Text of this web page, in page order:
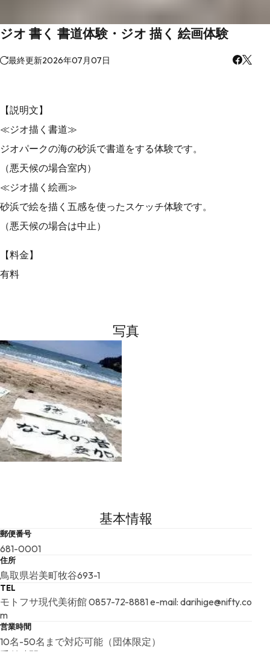
ジオ 書く 書道体験・ジオ 描く 絵画体験
最終更新2026年07月07日
【説明文】
≪ジオ描く書道≫
ジオパークの海の砂浜で書道をする体験です。
（悪天候の場合室内）
≪ジオ描く絵画≫
砂浜で絵を描く五感を使ったスケッチ体験です。
（悪天候の場合は中止）
【料金】
有料
写真
基本情報
郵便番号
681-0001
住所
鳥取県岩美町牧谷693-1
TEL
モトフサ現代美術館 0857-72-8881 e-mail: darihige@nifty.co
m
営業時間
10名-50名まで対応可能（団体限定）